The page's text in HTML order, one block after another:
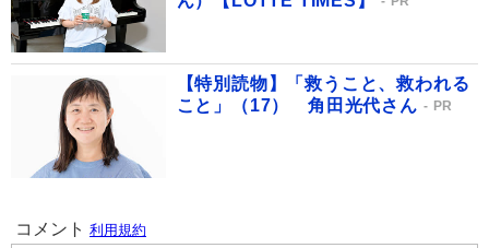
【特別読物】「救うこと、救われる
こと」（17） 角田光代さん
PR